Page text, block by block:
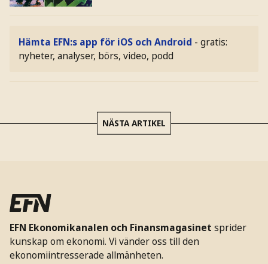
Hämta EFN:s app för iOS och Android - gratis:
nyheter, analyser, börs, video, podd
NÄSTA ARTIKEL
EFN Ekonomikanalen och Finansmagasinet sprider
kunskap om ekonomi. Vi vänder oss till den
ekonomiintresserade allmänheten.